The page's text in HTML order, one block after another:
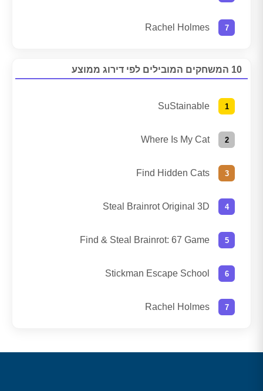
Rachel Holmes
10 המשחקים המובילים לפי דירוג ממוצע
SuStainable
Where Is My Cat
Find Hidden Cats
Steal Brainrot Original 3D
Find & Steal Brainrot: 67 Game
Stickman Escape School
Rachel Holmes